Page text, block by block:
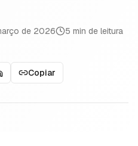
de 2026 5 min de leitura
Copiar